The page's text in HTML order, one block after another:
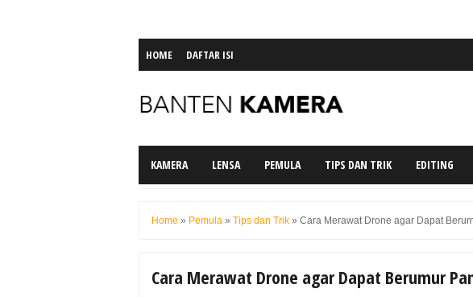
HOME DAFTAR ISI
KAMERA LENSA PEMULA TIPS DAN TRIK EDITING
Home » Pemula » Tips dan Trik » Cara Merawat Drone agar Dapat
Cara Merawat Drone agar Dapat Berumur